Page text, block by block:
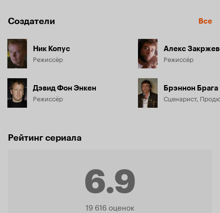
Создатели Все
Ник Копус
Режиссёр
Дэвид Фон Энкен
Режиссёр
Алекс
Режиссёр
Брэннон Брага
Сценарист,
Рейтинг сериала
6.9
Рейтинг
19 616 оценок